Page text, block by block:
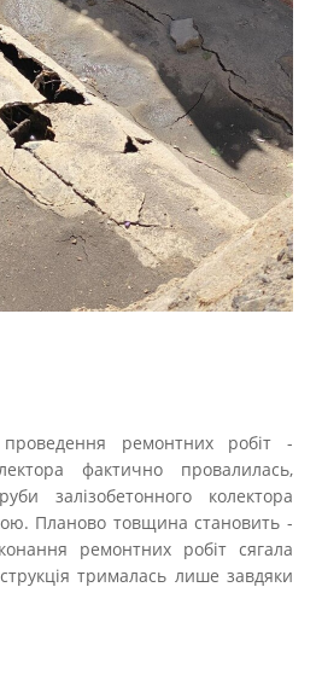
ремонтних робіт -
фактично провалилась,
залізобетонного колектора
Планово товщина становить -
ремонтних робіт сягала
трималась лише завдяки